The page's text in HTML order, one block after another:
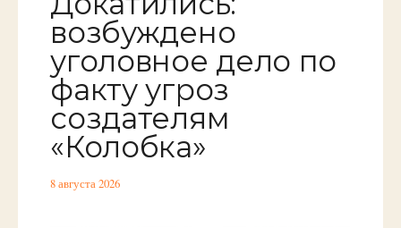
возбуждено
уголовное дело по
факту угроз
создателям
«Колобка»
8 августа 2026